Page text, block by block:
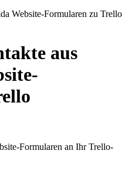
Website-Formularen zu Trello
aus
Formularen an Ihr Trello-